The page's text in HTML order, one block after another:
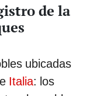
de la
ubicadas
Italia: los